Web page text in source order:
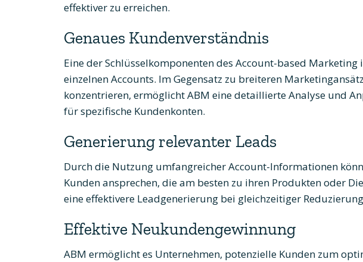
effektiver zu erreichen.
Genaues Kundenverständnis
Eine der Schlüsselkomponenten des Account-based
einzelnen Accounts. Im Gegensatz zu breiteren
konzentrieren, ermöglicht ABM eine detaillierte Analyse und
für spezifische Kundenkonten.
Generierung relevanter Leads
Durch die Nutzung umfangreicher Account-Informationen
Kunden ansprechen, die am besten zu ihren Produkten oder
eine effektivere Leadgenerierung bei gleichzeitiger
Effektive Neukundengewinnung
ABM ermöglicht es Unternehmen, potenzielle Kunden zum